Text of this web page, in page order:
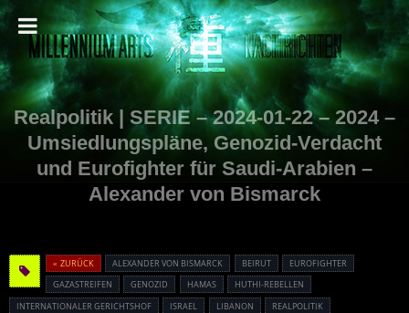
Realpolitik | SERIE – 2024-01-22 – 2024 –
Umsiedlungspläne, Genozid-Verdacht
und Eurofighter für Saudi-Arabien –
Alexander von Bismarck
« ZURÜCK ALEXANDER VON BISMARCK BEIRUT
EUROFIGHTER
GAZASTREIFEN
GENOZID HAMAS
HUTHI-REBELLEN
INTERNATIONALER GERICHTSHOF
ISRAEL LIBANON
REALPOLITIK